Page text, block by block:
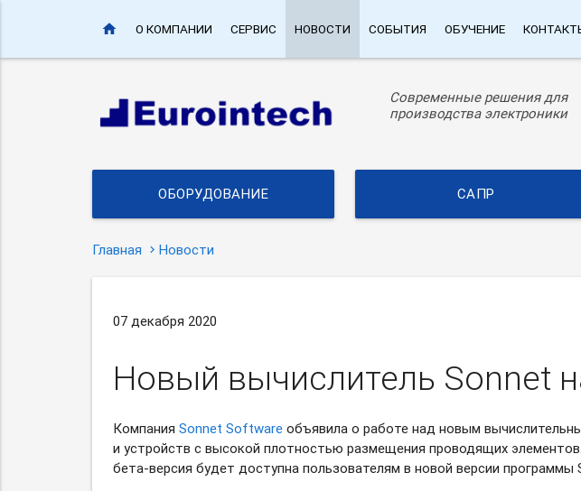
home О КОМПАНИИ СЕРВИС НОВОСТИ СОБЫТИЯ ОБУЧЕНИЕ
Современные решения для
производства электроники
ОБОРУДОВАНИЕ САПР
Главная Новости
07 декабря 2020
Новый вычислитель Sonnet
Компания Sonnet Softwareобъявила о работе над новым
и устройств с высокой плотностью размещения проводящих
бета-версия будет доступна пользователям в новой версии программы